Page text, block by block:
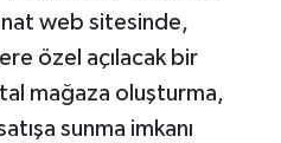
web sitesinde,
özel açılacak bir
mağaza oluşturma,
sunma imkanı